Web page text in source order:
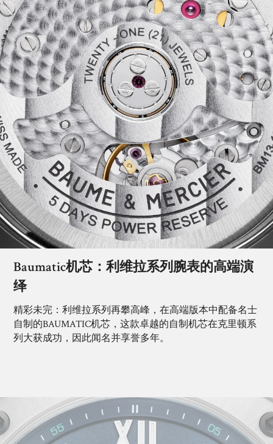
Baumatic机芯：利维拉系列腕表的高端演
绎
精彩未完：利维拉系列再攀高峰，在高端版本中配备名士
自制的BAUMATIC机芯，这款卓越的自制机芯在克里顿系
列大获成功，因此闻名并享誉多年。